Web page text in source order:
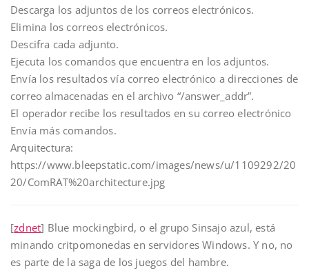
Descarga los adjuntos de los correos electrónicos.
Elimina los correos electrónicos.
Descifra cada adjunto.
Ejecuta los comandos que encuentra en los adjuntos.
Envía los resultados vía correo electrónico a direcciones de
correo almacenadas en el archivo “/answer_addr”.
El operador recibe los resultados en su correo electrónico
Envía más comandos.
Arquitectura:
https://www.bleepstatic.com/images/news/u/1109292/20
20/ComRAT%20architecture.jpg
[zdnet] Blue mockingbird, o el grupo Sinsajo azul, está
minando critpomonedas en servidores Windows. Y no, no
es parte de la saga de los juegos del hambre.